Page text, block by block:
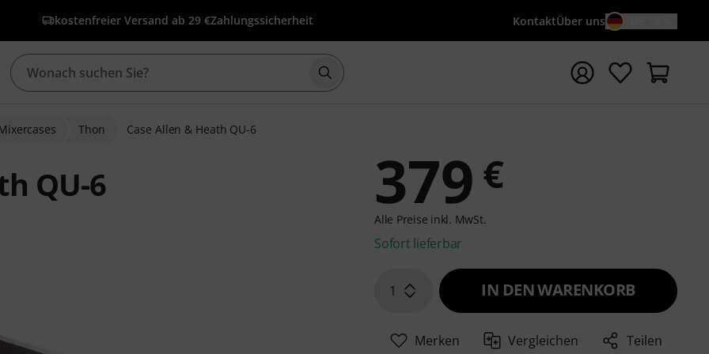
kostenfreier Versand ab 29 €Zahlungssicherheit KontaktÜber uns
Suche mit Suchwort {searchTerm} starten
Thon Case Allen & Heath QU-6
QU-6 379 €
Alle Preise inkl. MwSt.
Sofort lieferbar
1 IN DEN WARENKORB
Merken Vergleichen Teilen